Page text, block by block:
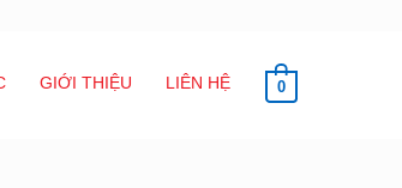
GIỚI THIỆU LIÊN HỆ 0